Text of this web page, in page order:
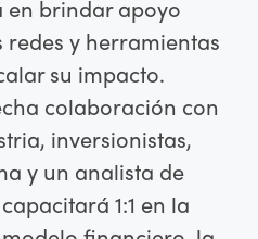
en brindar apoyo
y herramientas
su impacto.
colaboración con
inversionistas,
y ​​un analista de
1:1 en la